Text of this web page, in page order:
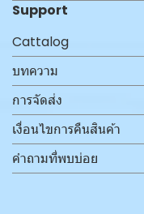
Support
Cattalog
บทความ
การจัดส่ง
เงื่อนไขการคืนสินค้า
คำถามที่พบบ่อย